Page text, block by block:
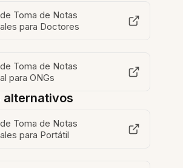
Toma de Notas
para Doctores
Toma de Notas
para ONGs
alternativos
Toma de Notas
para Portátil